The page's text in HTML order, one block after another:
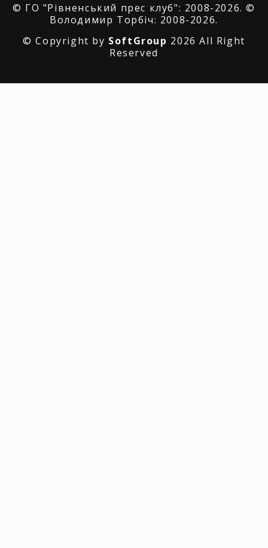
© ГО "Рівненський прес клуб": 2008-2026. ©
Володимир Торбіч: 2008-2026.
© Copyright by SoftGroup 2026 All Right
Reserved